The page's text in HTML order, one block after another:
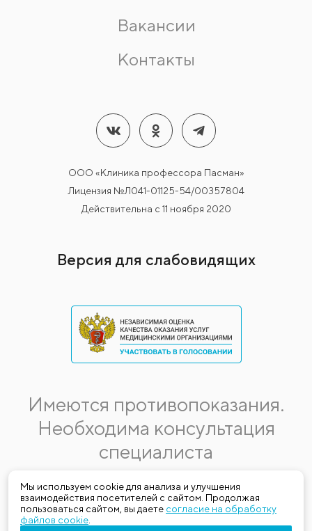
Мы используем cookie для анализа и улучшения
взаимодействия посетителей с сайтом. Продолжая
пользоваться сайтом, вы даете согласие на обработку
файлов cookie
Вакансии
Контакты
ООО «Клиника профессора Пасман»
Лицензия №Л041-01125-54/00357804
Действительна с 11 ноября 2020
Версия для слабовидящих
Имеются противопоказания.
Необходима консультация
специалиста
Данная информация не является публичной офертой.
Стоимость, название и спектр услуг могут меняться.
Получить актуальную на момент обращения за медицинской